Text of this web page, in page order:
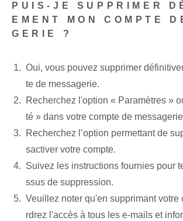
PUIS-JE SUPPRIMER
EMENT MON COMPTE
GERIE ?
Oui, vous pouvez supprimer
te de messagerie.
Recherchez l'option « Paramètres »
té » dans votre compte de
Recherchez l’option permettant de
sactiver votre compte‌.
Suivez les instructions fournies pour
ssus de suppression.
Veuillez noter qu'en supprimant votre
rdrez l'accès à tous les e-mails et